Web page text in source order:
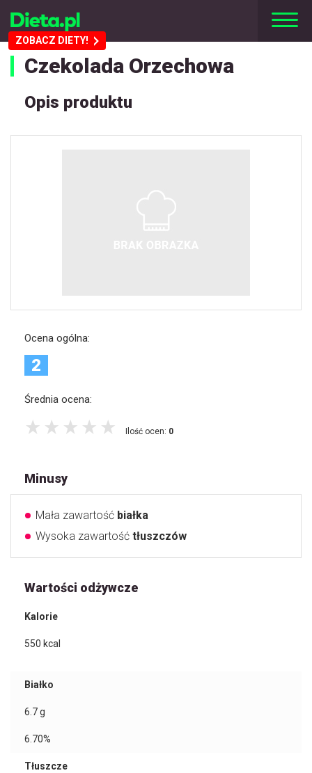
ZOBACZ DIETY!
Czekolada Orzechowa
Opis produktu
Ocena ogólna:
2
Średnia ocena:
Ilość ocen: 0
Minusy
Mała zawartość białka
Wysoka zawartość tłuszczów
Wartości odżywcze
Kalorie
550 kcal
Białko
6.7g
6.70%
Tłuszcze